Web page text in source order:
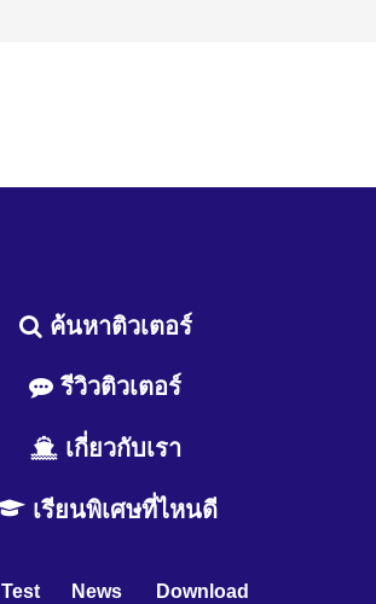
ค้นหาติวเตอร์
รีวิวติวเตอร์
เกี่ยวกับเรา
เรียนพิเศษที่ไหนดี
Test News Download